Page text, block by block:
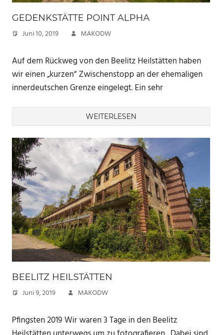
GEDENKSTÄTTE POINT ALPHA
Juni 10, 2019 MAKODW
Auf dem Rückweg von den Beelitz Heilstätten haben
wir einen „kurzen“ Zwischenstopp an der ehemaligen
innerdeutschen Grenze eingelegt. Ein sehr
WEITERLESEN
BEELITZ HEILSTÄTTEN
Juni 9, 2019 MAKODW
Pfingsten 2019 Wir waren 3 Tage in den Beelitz